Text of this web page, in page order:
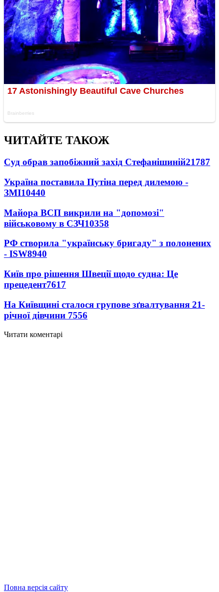
ЧИТАЙТЕ ТАКОЖ
Суд обрав запобіжний захід Стефанішиній21787
Україна поставила Путіна перед дилемою -
ЗМІ10440
Майора ВСП викрили на "допомозі"
військовому в СЗЧ10358
РФ створила "українську бригаду" з полонених
- ISW8940
Київ про рішення Швеції щодо судна: Це
прецедент7617
На Київщині сталося групове зґвалтування 21-
річної дівчини 7556
Читати коментарі
Повна версія сайту